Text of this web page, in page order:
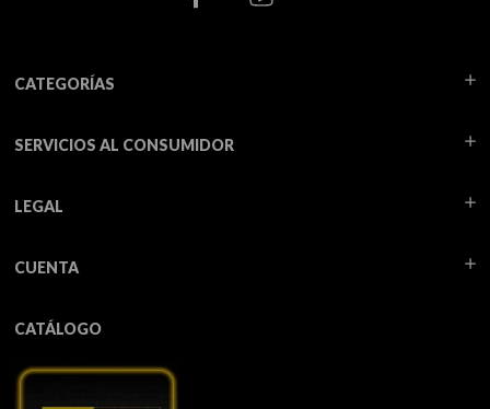
CATEGORÍAS
SERVICIOS AL CONSUMIDOR
LEGAL
CUENTA
CATÁLOGO